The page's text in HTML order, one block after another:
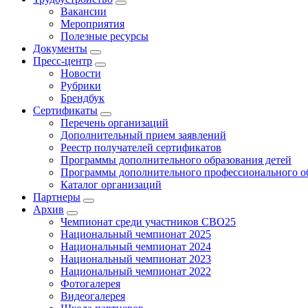
Вакансии
Мероприятия
Полезные ресурсы
Документы
Пресс-центр
Новости
Рубрики
Брендбук
Сертификаты
Перечень организаций
Дополнительный прием заявлений
Реестр получателей сертификатов
Программы дополнительного образования детей
Программы дополнительного профессионального
Каталог организаций
Партнеры
Архив
Чемпионат среди участников СВО25
Национальный чемпионат 2025
Национальный чемпионат 2024
Национальный чемпионат 2023
Национальный чемпионат 2022
Фотогалерея
Видеогалерея